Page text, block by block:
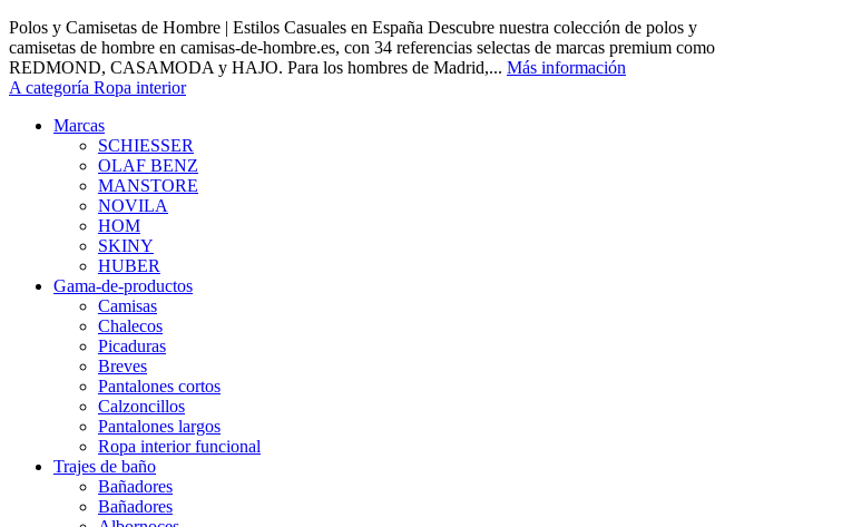
Polos y Camisetas de Hombre | Estilos Casuales en España Descubre nuestra colección de polos y
camisetas de hombre en camisas-de-hombre.es, con 34 referencias selectas de marcas premium como
REDMOND, CASAMODA y HAJO. Para los hombres de Madrid,... Más información
A categoría Ropa interior
Marcas
SCHIESSER
OLAF BENZ
MANSTORE
NOVILA
HOM
SKINY
HUBER
Gama-de-productos
Camisas
Chalecos
Picaduras
Breves
Pantalones cortos
Calzoncillos
Pantalones largos
Ropa interior funcional
Trajes de baño
Bañadores
Bañadores